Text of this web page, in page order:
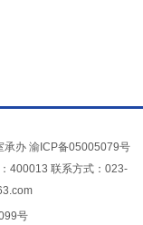
承办 渝ICP备05005079号
400013 联系方式：023-
号